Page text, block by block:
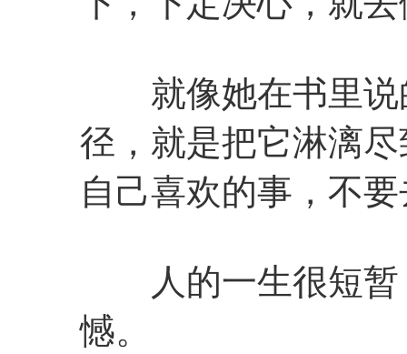
就像她在书里说
径，就是把它淋漓
自己喜欢的事，不
人的一生很短暂
憾。